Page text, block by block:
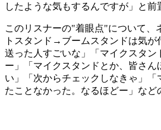
したような気もするんですが」と前
このリスナーの"着眼点"について、
トスタンド→ブームスタンドは気が
送った人すごいな」「マイクスタン
ー」「マイクスタンドとか、皆さ
い」「次からチェックしなきゃ」「
たことなかった。なるほどー」など